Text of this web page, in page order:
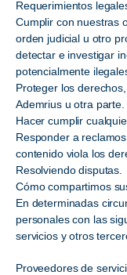
Requerimientos
Cumplir con nuestras
orden judicial u otro
detectar e investigar
potencialmente
Proteger los
Ademrius u otra parte.
Hacer cumplir
Responder a
contenido viola los
Resolviendo disputas.
Cómo compartimos
En determinadas
personales con las
servicios y otros
Proveedores de